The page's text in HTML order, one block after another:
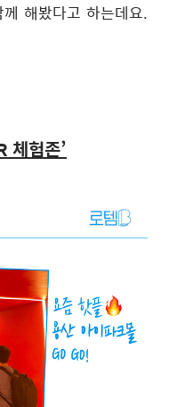
해봤다고 하는데요.
체험존’